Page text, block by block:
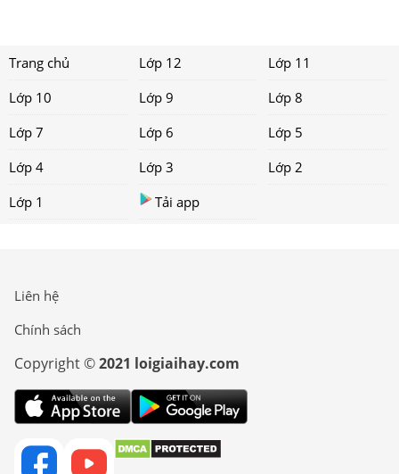
Trang chủ Lớp 12
Lớp 11
Lớp 10
Lớp 9
Lớp 8
Lớp 7
Lớp 6
Lớp 5
Lớp 4
Lớp 3
Lớp 2
Lớp 1
Tải app
Liên hệ
Chính sách
Copyright ©2021 loigiaihay.com